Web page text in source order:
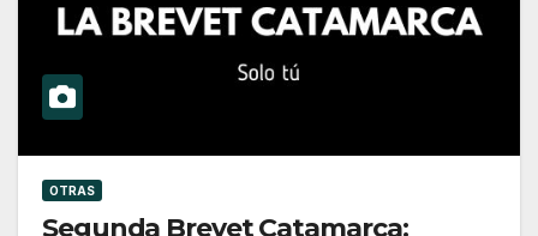
OTRAS
Segunda Brevet Catamarca: